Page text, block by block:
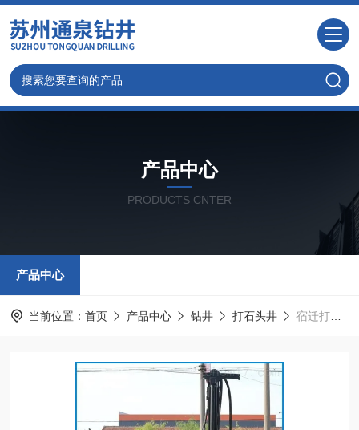
产品中心
PRODUCTS CNTER
产品中心
当前位置： 首页 产品中心 钻井 打石头井 宿迁打井，工程降水井，机械专业钻井